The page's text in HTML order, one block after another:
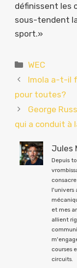
définissent les
sous-tendent
sport.»
Catégories
WEC
Imola a-t-il
pour toutes?
George
qui a conduit à
Jules
Depuis
l'univers
et mes
allient
courses
circuits.